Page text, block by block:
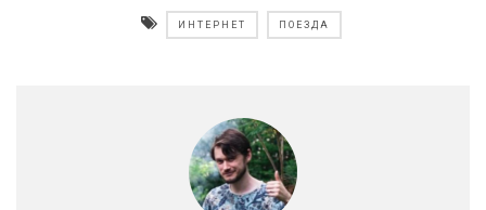
ИНТЕРНЕТ ПОЕЗДА